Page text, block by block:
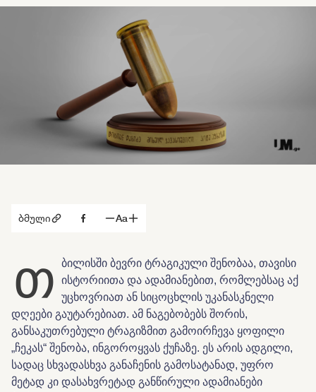
თ
ბილისში ბევრი ტრაგიკული შენობაა, თავისი
ისტორიითა და ადამიანებით, რომლებსაც აქ
უცხოვრიათ ან სიცოცხლის უკანასკნელი
დღეები გაუტარებიათ. ამ ნაგებობებს შორის,
განსაკუთრებული ტრაგიზმით გამოირჩევა ყოფილი
„ჩეკას“ შენობა, ინგოროყვას ქუჩაზე. ეს არის ადგილი,
სადაც სხვადასხვა განაჩენის გამოსატანად, უფრო
მეტად კი დასახვრეტად განწირული ადამიანები
ბმული Aa